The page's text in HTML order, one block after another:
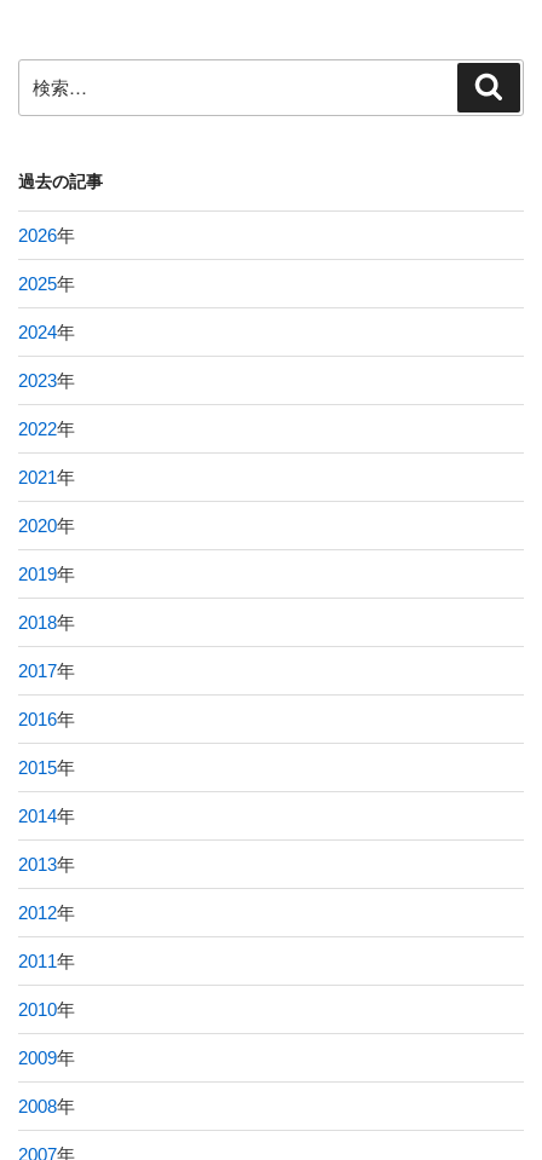
索:
過去の記事
2026年
2025年
2024年
2023年
2022年
2021年
2020年
2019年
2018年
2017年
2016年
2015年
2014年
2013年
2012年
2011年
2010年
2009年
2008年
2007年